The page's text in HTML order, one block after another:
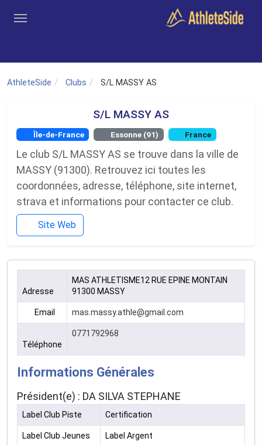
AthleteSide Clubs S/L MASSY AS
S/L MASSY AS
Île-de-France Essonne (91) France
Le club S/L MASSY AS se trouve dans la ville de
MASSY (91300). Retrouvez ici toutes les
coordonnées, adresse, téléphone, site internet,
strava et informations pour contacter ce club.
Site Web
Adresse
MAS ATHLETISME12 RUE EPINE MONTAIN
91300 MASSY
Email mas.massy.athle@gmail.com
Téléphone
0771792968
Informations Générales
Président(e) : DA SILVA STEPHANE
Label Club Piste Certification
Label Club Jeunes Label Argent